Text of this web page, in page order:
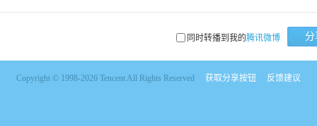
同时转播到我的腾讯微博 分
Copyright © 1998-2026 Tencent All Rights Reserved 获取分享按钮 反馈建议